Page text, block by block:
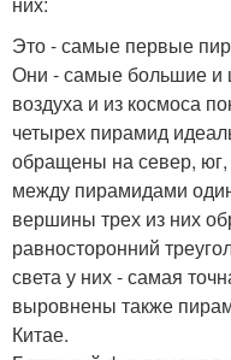
Это - самые первые
Они - самые большие и
воздуха и из космоса
четырех пирамид
обращены на север, юг,
между пирамидами
вершины трех из них
равносторонний
света у них - самая
выровнены также
Китае.